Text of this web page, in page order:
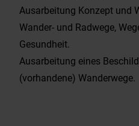
Ausarbeitung Konzept und
Wander- und Radwege,
Gesundheit.
Ausarbeitung eines
(vorhandene) Wanderwege.